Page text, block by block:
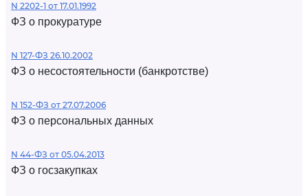
N 2202-1 от 17.01.1992
ФЗ о прокуратуре
N 127-ФЗ 26.10.2002
ФЗ о несостоятельности (банкротстве)
N 152-ФЗ от 27.07.2006
ФЗ о персональных данных
N 44-ФЗ от 05.04.2013
ФЗ о госзакупках